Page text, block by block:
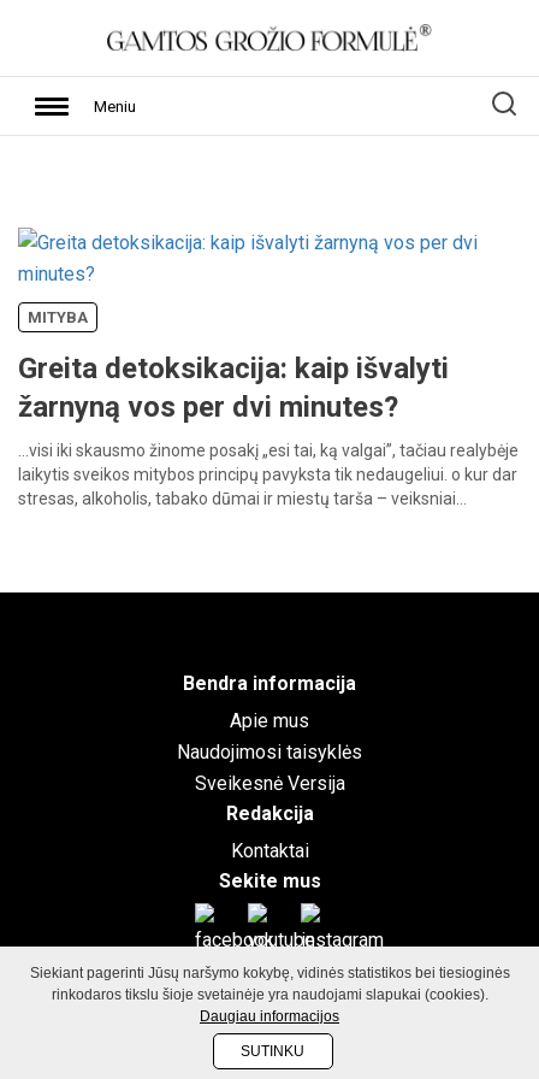
Meniu
MITYBA
Greita detoksikacija: kaip išvalyti
žarnyną vos per dvi minutes?
…visi iki skausmo žinome posakį„esi tai, ką valgai”, tačiau realybėje
laikytis sveikos mitybos principų pavyksta tiknedaugeliui. o kurdar
stresas, alkoholis, tabako dūmai irmiestų tarša – veiksniai…
Bendra informacija
Apie mus
Naudojimosi taisyklės
Sveikesnė Versija
Redakcija
Kontaktai
Sekite mus
©2026 GamtosGrozioFormule.lt Visos teisės saugomos. Svetainių
kūrimas: Vilniaus dizaino biuras
Siekiant pagerinti Jūsų naršymo kokybę, vidinės statistikos bei tiesioginės
rinkodaros tikslu šioje svetainėje yra naudojami slapukai (cookies).
Daugiau informacijos
SUTINKU